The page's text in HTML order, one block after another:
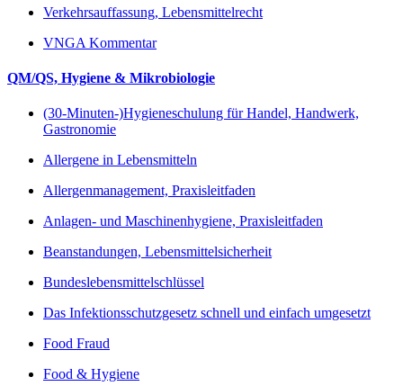
Verkehrsauffassung, Lebensmittelrecht
VNGA Kommentar
QM/QS, Hygiene & Mikrobiologie
(30-Minuten-)Hygieneschulung für Handel, Handwerk,
Gastronomie
Allergene in Lebensmitteln
Allergenmanagement, Praxisleitfaden
Anlagen- und Maschinenhygiene, Praxisleitfaden
Beanstandungen, Lebensmittelsicherheit
Bundeslebensmittelschlüssel
Das Infektionsschutzgesetz schnell und einfach umgesetzt
Food Fraud
Food & Hygiene